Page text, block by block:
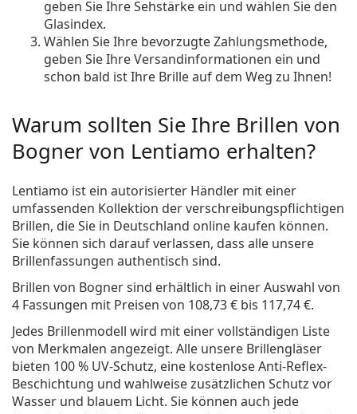
geben Sie Ihre Sehstärke ein und wählen Sie den
Glasindex.
Wählen Sie Ihre bevorzugte Zahlungsmethode,
geben Sie Ihre Versandinformationen ein und
schon bald ist Ihre Brille auf dem Weg zu Ihnen!
Warum sollten Sie Ihre Brillen von
Bogner von Lentiamo erhalten?
Lentiamo ist ein autorisierter Händler mit einer
umfassenden Kollektion der verschreibungspflichtigen
Brillen, die Sie in Deutschland online kaufen können.
Sie können sich darauf verlassen, dass alle unsere
Brillenfassungen authentisch sind.
Brillen von Bognersind erhältlich in einer Auswahl von
4 Fassungen mit Preisen von 108,73 € bis 117,74 €.
Jedes Brillenmodell wird mit einer vollständigen Liste
von Merkmalen angezeigt. Alle unsere Brillengläser
bieten 100 % UV-Schutz, eine kostenlose Anti-Reflex-
Beschichtung und wahlweise zusätzlichen Schutz vor
Wasser und blauem Licht. Sie können auch jede